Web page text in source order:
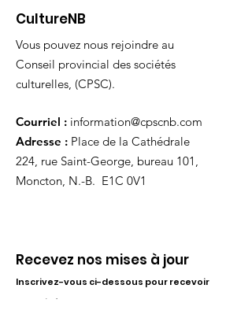
CultureNB
Vous pouvez nous rejoindre au
Conseil provincial des sociétés
culturelles, (CPSC).
Courriel : information@cpscnb.com
Adresse : Place de la Cathédrale
224, rue Saint-George, bureau 101,
Moncton, N.-B. E1C 0V1
Recevez nos mises à jour
Inscrivez-vous ci-dessous pour recevoir
notre infolettre Corpuscule !